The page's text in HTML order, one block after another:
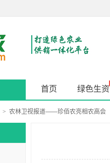
首页 绿色生资
> 农林卫视报道——珍佰农亮相农高会